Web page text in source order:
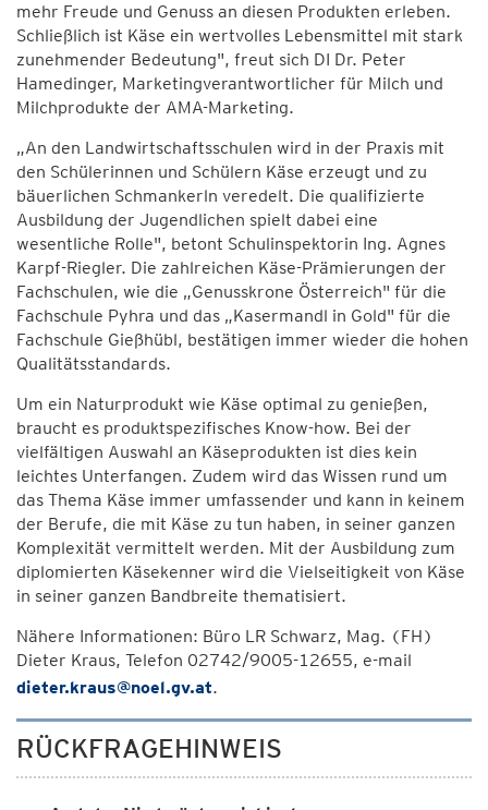
mehr Freude und Genuss an diesen Produkten erleben.
Schließlich ist Käse ein wertvolles Lebensmittel mit stark
zunehmender Bedeutung", freut sich DI Dr. Peter
Hamedinger, Marketingverantwortlicher für Milch und
Milchprodukte der AMA-Marketing.
„An den Landwirtschaftsschulen wird in der Praxis mit
den Schülerinnen und Schülern Käse erzeugt und zu
bäuerlichen Schmankerln veredelt. Die qualifizierte
Ausbildung der Jugendlichen spielt dabei eine
wesentliche Rolle", betont Schulinspektorin Ing. Agnes
Karpf-Riegler. Die zahlreichen Käse-Prämierungen der
Fachschulen, wie die „Genusskrone Österreich" für die
Fachschule Pyhra und das „Kasermandl in Gold" für die
Fachschule Gießhübl, bestätigen immer wieder die hohen
Qualitätsstandards.
Um ein Naturprodukt wie Käse optimal zu genießen,
braucht es produktspezifisches Know-how. Bei der
vielfältigen Auswahl an Käseprodukten ist dies kein
leichtes Unterfangen. Zudem wird das Wissen rund um
das Thema Käse immer umfassender und kann in keinem
der Berufe, die mit Käse zu tun haben, in seiner ganzen
Komplexität vermittelt werden. Mit der Ausbildung zum
diplomierten Käsekenner wird die Vielseitigkeit von Käse
in seiner ganzen Bandbreite thematisiert.
Nähere Informationen: Büro LR Schwarz, Mag. (FH)
Dieter Kraus, Telefon 02742/9005-12655, e-mail
dieter.kraus@noel.gv.at.
RÜCKFRAGEHINWEIS